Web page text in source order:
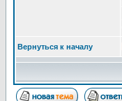
Вернуться к началу